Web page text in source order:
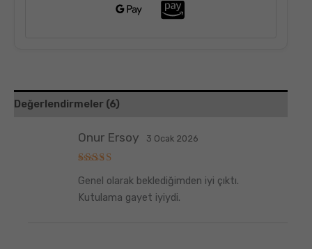
Değerlendirmeler (6)
üzerinden
5 oy aldı
Onur Ersoy 3 Ocak 2026
Genel olarak beklediğimden iyi çıktı.
Kutulama gayet iyiydi.